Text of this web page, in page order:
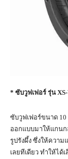
* ซับวูฟเฟอร์ รุ่น
ซับวูฟเฟอร์ขนาด 10
ออกแบบมาให้แกน
รูปรังผึ้ง ซึ่งให้ความ
เลยทีเดียว ทำให้ได้